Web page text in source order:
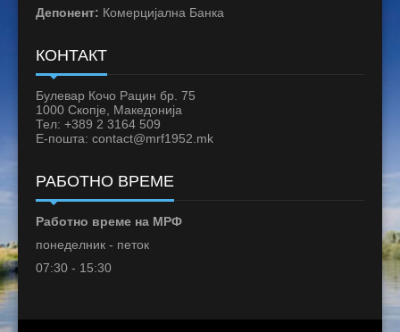
Депонент: Комерцијална Банка
КОНТАКТ
Булевар Кочо Рацин бр. 75
1000 Скопје, Македонија
Тел: +389 2 3164 509
Е-пошта: contact@mrf1952.mk
РАБОТНО ВРЕМЕ
Работно време на МРФ
понеделник - петок
07:30 - 15:30